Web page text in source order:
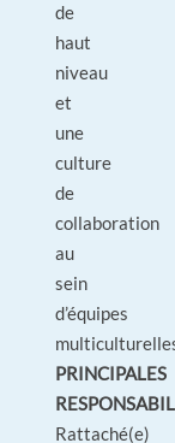
de
haut
niveau
et
une
culture
de
collaboration
au
sein
d’équipes
PRINCIPALES
Rattaché(e)